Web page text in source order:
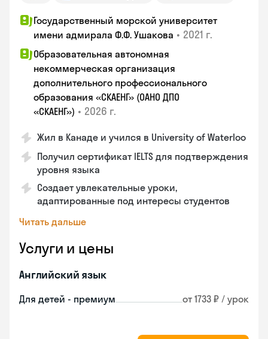
Государственный морской университет
имени адмирала Ф.Ф. Ушакова • 2021 г.
Образовательная автономная
некоммерческая организация
дополнительного профессионального
образования «СКАЕНГ» (ОАНО ДПО
«СКАЕНГ») • 2026 г.
Жил в Канаде и учился в University of Waterloo
Получил сертификат IELTS для подтверждения
уровня языка
Создает увлекательные уроки,
адаптированные под интересы студентов
Читать дальше
Услуги и цены
Английский язык
Для детей - премиум от 1733 ₽ / урок